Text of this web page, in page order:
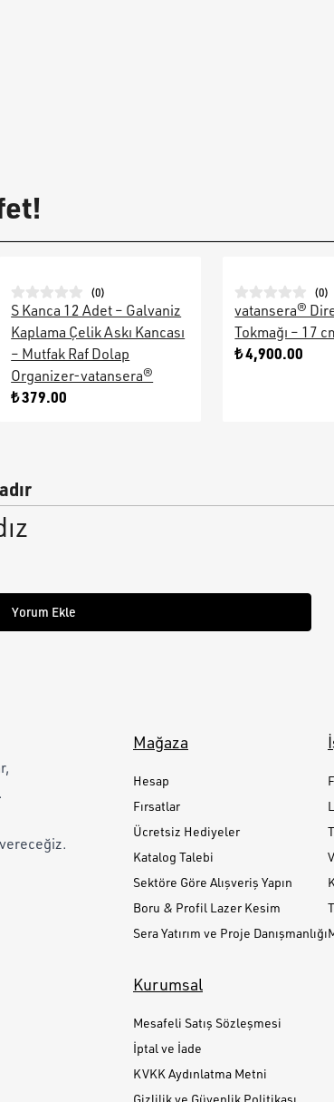
(0)
S Kanca 12 Adet – Galvaniz
Kaplama Çelik Askı Kancası
– Mutfak Raf Dolap
Organizer-vatansera®
₺ 379.00
(0)
vatansera®
Tokmağı – 17
₺ 4,900.00
Yorum Ekle
Mağaza
Hesap
Fırsatlar
Ücretsiz Hediyeler
Katalog Talebi
Sektöre Göre Alışveriş Yapın
Boru & Profil Lazer Kesim
Sera Yatırım ve Proje Danışmanlığı
Kurumsal
Mesafeli Satış Sözleşmesi
İptal ve İade
KVKK Aydınlatma Metni
Gizlilik ve Güvenlik Politikası